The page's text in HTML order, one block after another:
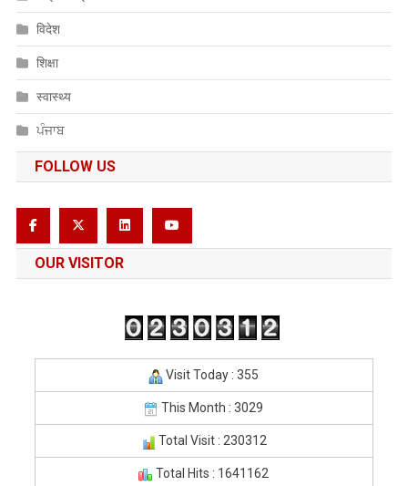
विदेश
शिक्षा
स्वास्थ्य
ਪੰਜਾਬ
FOLLOW US
OUR VISITOR
Visit Today : 355
This Month : 3029
Total Visit : 230312
Total Hits : 1641162